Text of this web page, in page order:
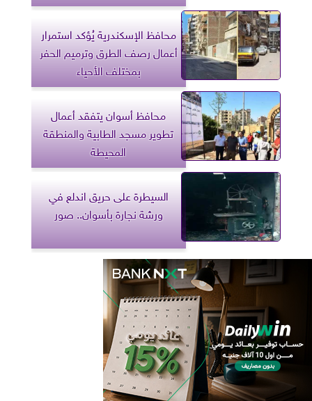
محافظ الإسكندرية يُؤكد استمرار
أعمال رصف الطرق وترميم الحفر
بمختلف الأحياء
محافظ أسوان يتفقد أعمال
تطوير مسجد الطابية والمنطقة
المحيطة
السيطرة على حريق اندلع في
ورشة نجارة بأسوان.. صور